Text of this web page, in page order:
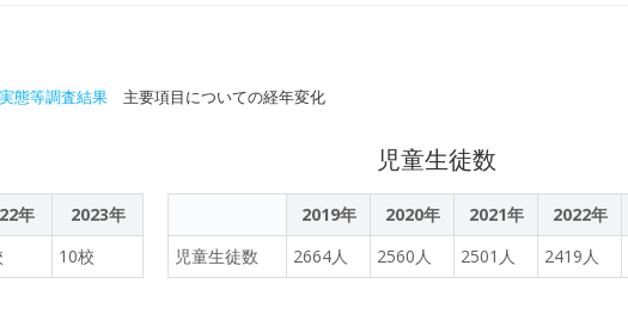
態等調査結果 主要項目についての経年変化
年
2023年
10校
児童生徒数
2019年 2020年 2021年 2022年
児童生徒数
2664人 2560人 2501人 2419人